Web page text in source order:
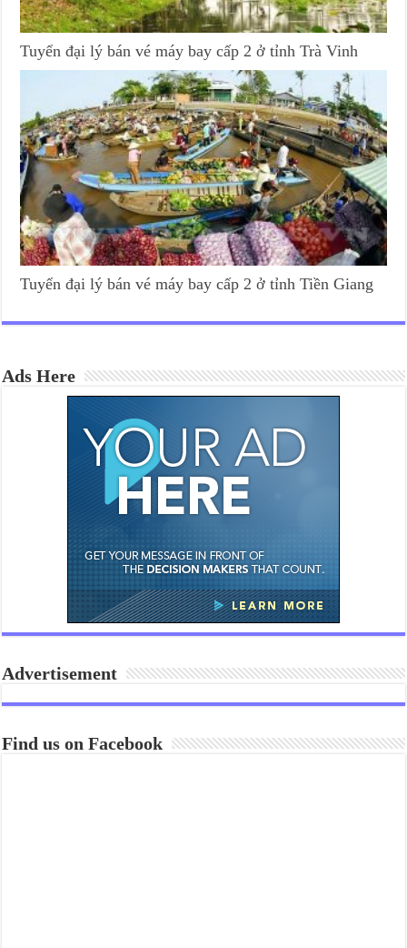
Tuyển đại lý bán vé máy bay cấp 2 ở tỉnh Trà Vinh
Tuyển đại lý bán vé máy bay cấp 2 ở tỉnh Tiền Giang
Ads Here
Advertisement
Find us on Facebook